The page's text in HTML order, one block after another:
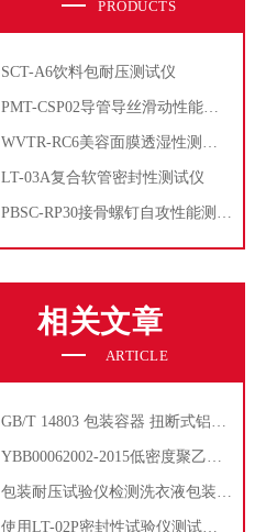
PRODUCTS
SCT-A6饮料包耐压测试仪
PMT-CSP02导管导丝滑动性能测试仪
WVTR-RC6美容面膜透湿性测试仪
LT-03A复合软管密封性测试仪
PBSC-RP30接骨螺钉自攻性能测试‌仪
相关文章
ARTICLE
GB/T 14803 包装容器 扭断式铝防盗瓶盖
YBB00062002-2015低密度聚乙烯药用滴眼剂瓶
包装耐压试验仪检测洗衣液包装袋的耐压性能
使用LT-02P密封性试验仪测试液体软包装的密封性能